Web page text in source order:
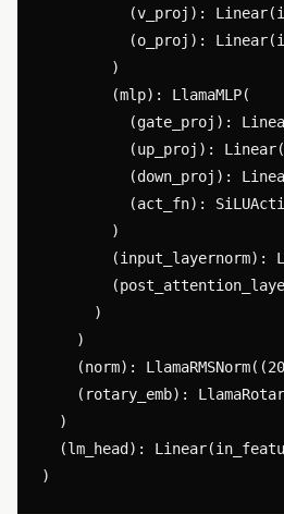
(v_proj):
(o_proj):
        )
        (mlp): LlamaMLP(
(gate_proj):
(up_proj):
(down_proj):
(act_fn):
        )
(input_layernorm):
      )
    )
(norm):
(rotary_emb):
  )
(lm_head):